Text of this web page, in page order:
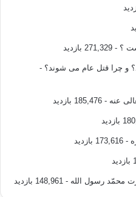
؟ - 271,329 بازدید
و چرا قتل عام می شوند؟ -
عنه - 185,476 بازدید
- 173,616 بازدید
محمّد رسول الله - 148,961 بازدید